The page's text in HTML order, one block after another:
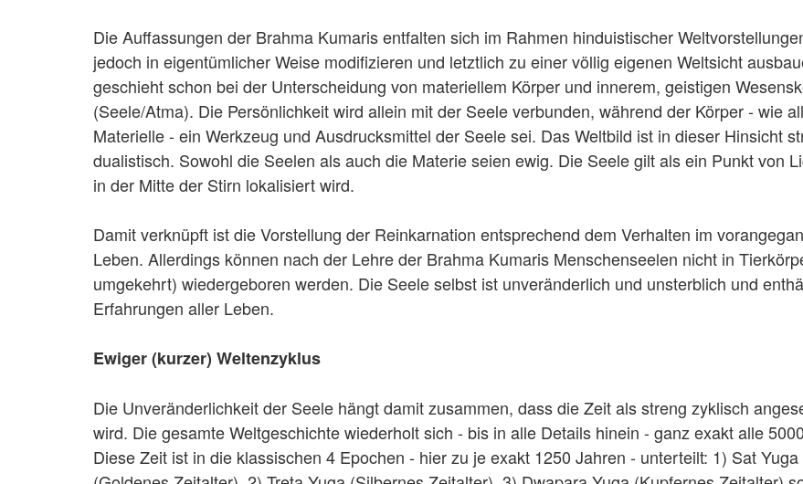
Die Auffassungen der Brahma Kumaris entfalten sich im Rahmen hinduistischer
jedoch in eigentümlicher Weise modifizieren und letztlich zu einer völlig eigenen Weltsicht
geschieht schon bei der Unterscheidung von materiellem Körper und innerem, geistigen
(Seele/Atma). Die Persönlichkeit wird allein mit der Seele verbunden, während der Körper - wie
Materielle - ein Werkzeug und Ausdrucksmittel der Seele sei. Das Weltbild ist in dieser Hinsicht
dualistisch. Sowohl die Seelen als auch die Materie seien ewig. Die Seele gilt als ein Punkt von
in der Mitte der Stirn lokalisiert wird.
Damit verknüpft ist die Vorstellung der Reinkarnation entsprechend dem Verhalten im
Leben. Allerdings können nach der Lehre der Brahma Kumaris Menschenseelen nicht in
umgekehrt) wiedergeboren werden. Die Seele selbst ist unveränderlich und unsterblich und
Erfahrungen aller Leben.
Ewiger (kurzer) Weltenzyklus
Die Unveränderlichkeit der Seele hängt damit zusammen, dass die Zeit als streng zyklisch
wird. Die gesamte Weltgeschichte wiederholt sich - bis in alle Details hinein - ganz exakt alle
Diese Zeit ist in die klassischen 4 Epochen - hier zu je exakt 1250 Jahren - unterteilt: 1) Sat Yuga